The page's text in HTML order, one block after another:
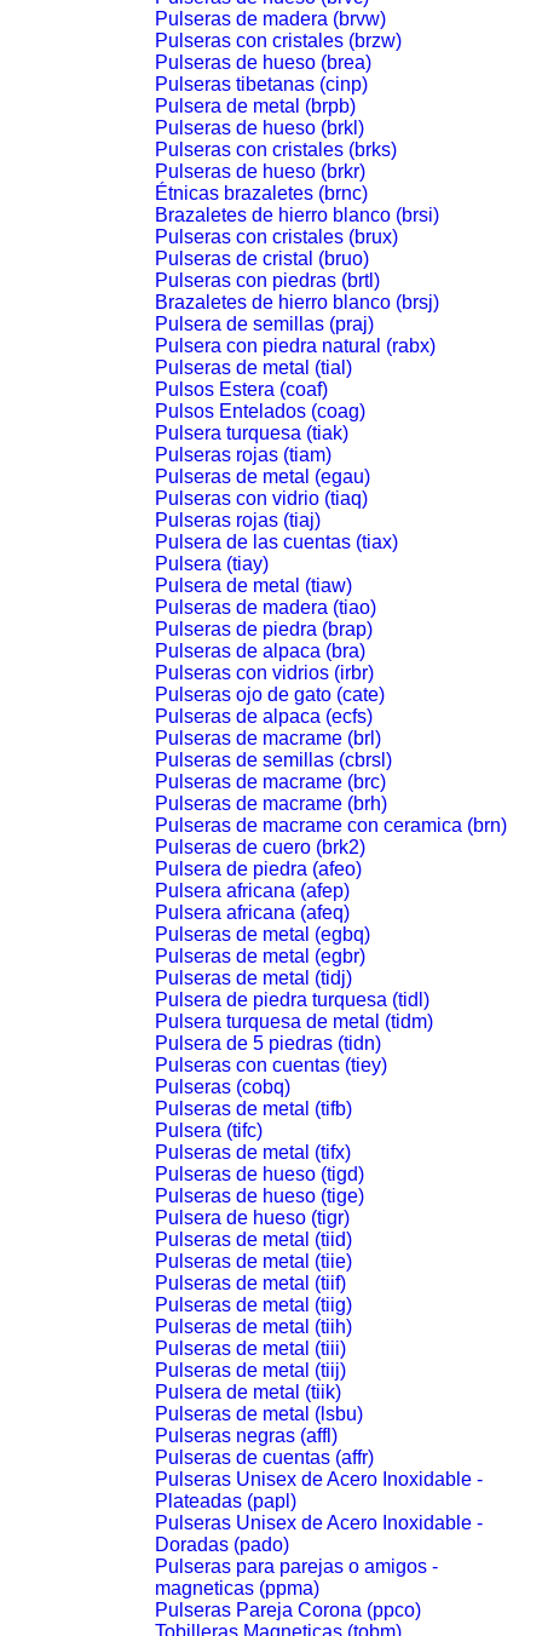
Pulseras de madera (brvw)
Pulseras con cristales (brzw)
Pulseras de hueso (brea)
Pulseras tibetanas (cinp)
Pulsera de metal (brpb)
Pulseras de hueso (brkl)
Pulseras con cristales (brks)
Pulseras de hueso (brkr)
Étnicas brazaletes (brnc)
Brazaletes de hierro blanco (brsi)
Pulseras con cristales (brux)
Pulseras de cristal (bruo)
Pulseras con piedras (brtl)
Brazaletes de hierro blanco (brsj)
Pulsera de semillas (praj)
Pulsera con piedra natural (rabx)
Pulseras de metal (tial)
Pulsos Estera (coaf)
Pulsos Entelados (coag)
Pulsera turquesa (tiak)
Pulseras rojas (tiam)
Pulseras de metal (egau)
Pulseras con vidrio (tiaq)
Pulseras rojas (tiaj)
Pulsera de las cuentas (tiax)
Pulsera (tiay)
Pulsera de metal (tiaw)
Pulseras de madera (tiao)
Pulseras de piedra (brap)
Pulseras de alpaca (bra)
Pulseras con vidrios (irbr)
Pulseras ojo de gato (cate)
Pulseras de alpaca (ecfs)
Pulseras de macrame (brl)
Pulseras de semillas (cbrsl)
Pulseras de macrame (brc)
Pulseras de macrame (brh)
Pulseras de macrame con ceramica (brn)
Pulseras de cuero (brk2)
Pulsera de piedra (afeo)
Pulsera africana (afep)
Pulsera africana (afeq)
Pulseras de metal (egbq)
Pulseras de metal (egbr)
Pulseras de metal (tidj)
Pulsera de piedra turquesa (tidl)
Pulsera turquesa de metal (tidm)
Pulsera de 5 piedras (tidn)
Pulseras con cuentas (tiey)
Pulseras (cobq)
Pulseras de metal (tifb)
Pulsera (tifc)
Pulseras de metal (tifx)
Pulseras de hueso (tigd)
Pulseras de hueso (tige)
Pulsera de hueso (tigr)
Pulseras de metal (tiid)
Pulseras de metal (tiie)
Pulseras de metal (tiif)
Pulseras de metal (tiig)
Pulseras de metal (tiih)
Pulseras de metal (tiii)
Pulseras de metal (tiij)
Pulsera de metal (tiik)
Pulseras de metal (lsbu)
Pulseras negras (affl)
Pulseras de cuentas (affr)
Pulseras Unisex de Acero Inoxidable -
Plateadas (papl)
Pulseras Unisex de Acero Inoxidable -
Doradas (pado)
Pulseras para parejas o amigos -
magneticas (ppma)
Pulseras Pareja Corona (ppco)
Tobilleras Magneticas (tobm)